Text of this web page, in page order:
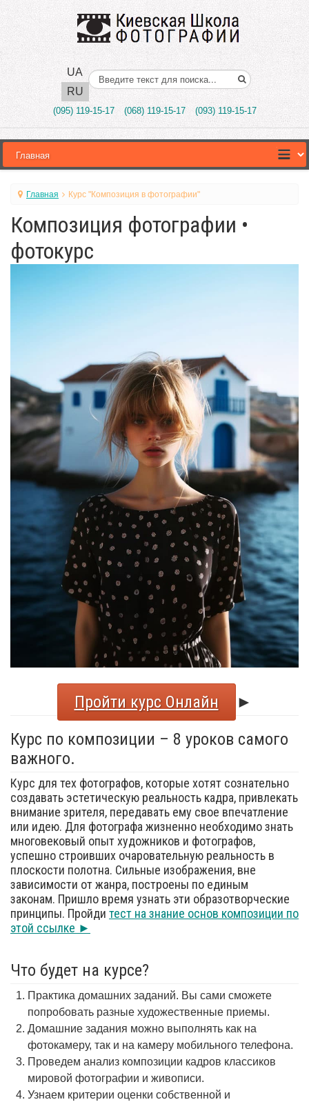
UA
RU
Поиск..
(095) 119-15-17 (068) 119-15-17 (093) 119-15-17
Главная Курс "Композиция в фотографии"
Композиция фотографии •
фотокурс
Пройти курс Онлайн
►
Курс по композиции – 8 уроков самого
важного.
Курс для тех фотографов, которые хотят сознательно
создавать эстетическую реальность кадра, привлекать
внимание зрителя, передавать ему свое впечатление
или идею. Для фотографа жизненно необходимо знать
многовековый опыт художников и фотографов,
успешно строивших очаровательную реальность в
плоскости полотна. Сильные изображения, вне
зависимости от жанра, построены по единым
законам. Пришло время узнать эти образотворческие
принципы. Пройди тест на знание основ композиции по
этой ссылке ►
Что будет на курсе?
Практика домашних заданий. Вы сами сможете
попробовать разные художественные приемы.
Домашние задания можно выполнять как на
фотокамеру, так и на камеру мобильного телефона.
Проведем анализ композиции кадров классиков
мировой фотографии и живописи.
Узнаем критерии оценки собственной и